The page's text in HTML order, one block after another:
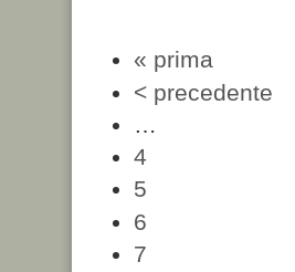
« prima
< precedente
…
4
5
6
7